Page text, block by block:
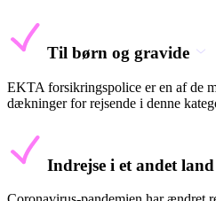
Til børn og gravide
EKTA forsikringspolice er en af de
dækninger for rejsende i denne
Indrejse i et andet land